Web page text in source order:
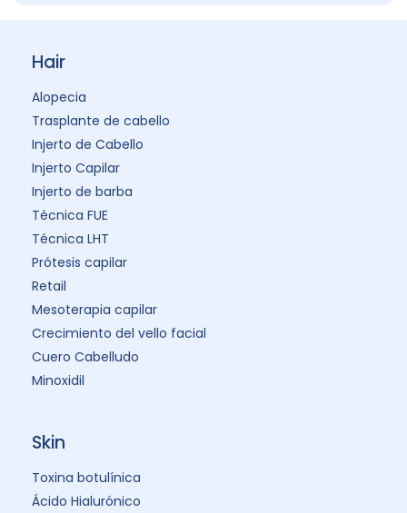
Hair
Alopecia
Trasplante de cabello
Injerto de Cabello
Injerto Capilar
Injerto de barba
Técnica FUE
Técnica LHT
Prótesis capilar
Retail
Mesoterapia capilar
Crecimiento del vello facial
Cuero Cabelludo
Minoxidil
Skin
Toxina botulínica
Ácido Hialurónico